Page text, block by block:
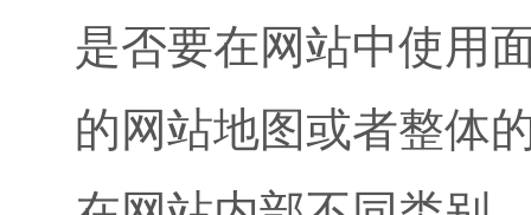
是否要在网站中使用
的网站地图或者整体